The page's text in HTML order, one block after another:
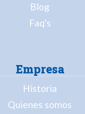
Blog
Faq's
Empresa
Historia
Quienes somos